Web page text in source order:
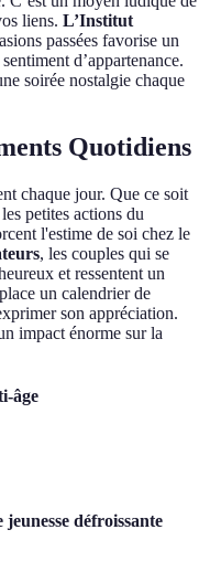
liens. L’Institut
passées favorise un
d’appartenance.
soirée nostalgie chaque
Quotidiens
chaque jour. Que ce soit
petites actions du
l'estime de soi chez le
, les couples qui se
et ressentent un
un calendrier de
son appréciation.
impact énorme sur la
âge
défroissante